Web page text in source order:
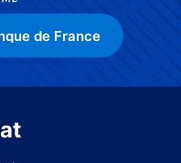
de France